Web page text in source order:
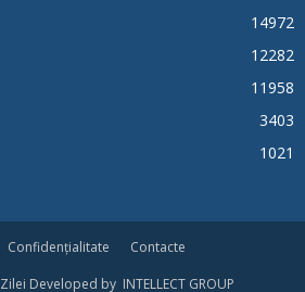
14972
12282
11958
3403
1021
Confidențialitate
Contacte
Developed by INTELLECT GROUP